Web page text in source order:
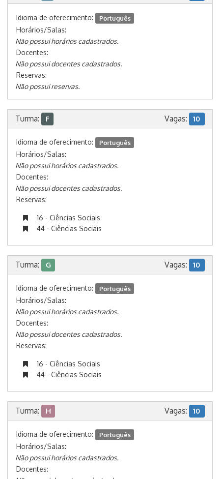
Idioma de oferecimento: Português
Horários/Salas:
Não possui horários cadastrados.
Docentes:
Não possui docentes cadastrados.
Reservas:
Não possui reservas.
Turma: F Vagas: 10
Idioma de oferecimento: Português
Horários/Salas:
Não possui horários cadastrados.
Docentes:
Não possui docentes cadastrados.
Reservas:
16 - Ciências Sociais
44 - Ciências Sociais
Turma: G Vagas: 10
Idioma de oferecimento: Português
Horários/Salas:
Não possui horários cadastrados.
Docentes:
Não possui docentes cadastrados.
Reservas:
16 - Ciências Sociais
44 - Ciências Sociais
Turma: H Vagas: 10
Idioma de oferecimento: Português
Horários/Salas:
Não possui horários cadastrados.
Docentes: